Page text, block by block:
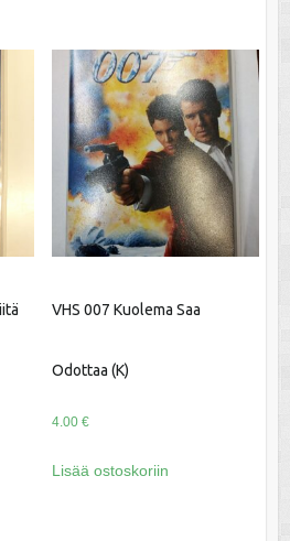
VHS 007 Kuolema Saa
Odottaa (K)
4.00 €
Lisää ostoskoriin